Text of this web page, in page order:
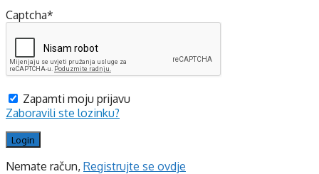
Captcha*
Zapamti moju prijavu
Zaboravili ste lozinku?
Nemate račun, Registrujte se ovdje